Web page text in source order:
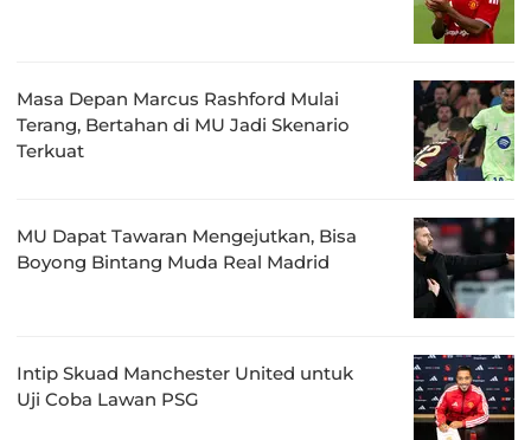
Masa Depan Marcus Rashford Mulai
Terang, Bertahan di MU Jadi Skenario
Terkuat
MU Dapat Tawaran Mengejutkan, Bisa
Boyong Bintang Muda Real Madrid
Intip Skuad Manchester United untuk
Uji Coba Lawan PSG